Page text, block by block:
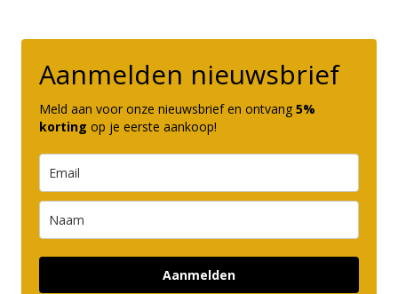
Aanmelden nieuwsbrief
Meld aan voor onze nieuwsbrief en ontvang 5%
korting op je eerste aankoop!
Aanmelden